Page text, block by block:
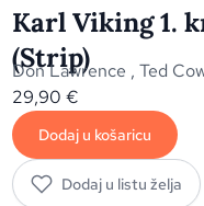
Karl Viking 1.
(Strip)
Don Lawrence ,Ted
29,90€
Dodaj u košaricu
Dodaj u listu želja